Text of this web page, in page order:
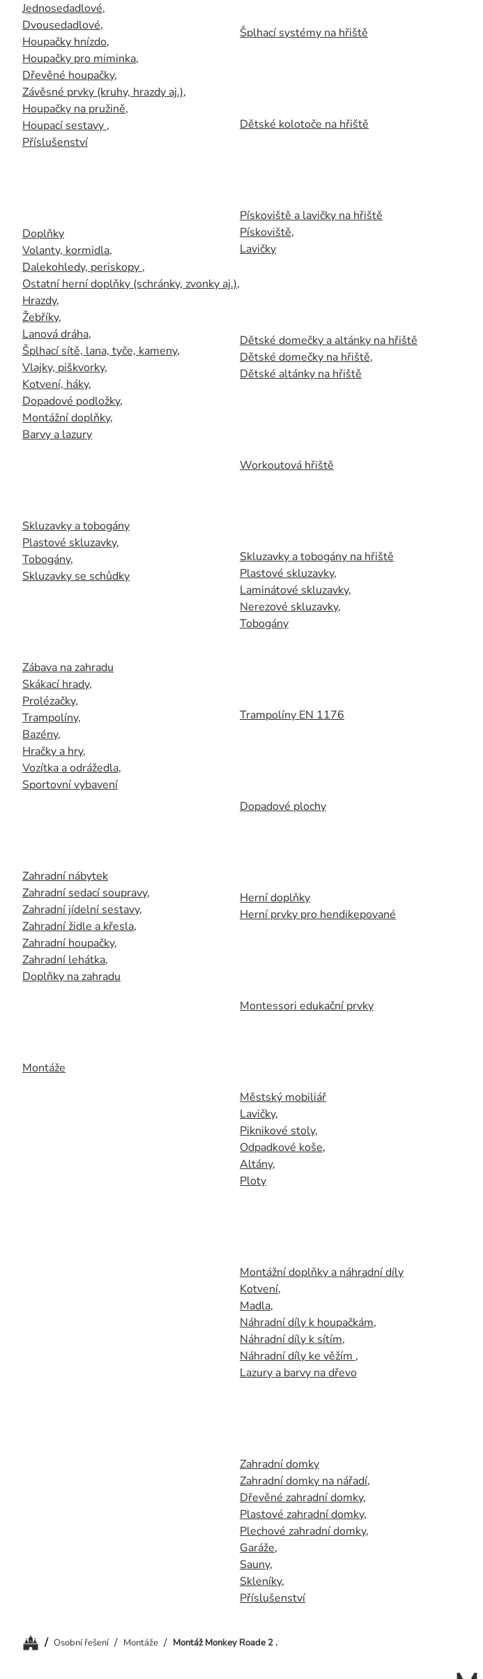
Jednosedadlové,
Dvousedadlové,
Houpačky hnízdo,
Houpačky pro miminka,
Dřevěné houpačky,
Závěsné prvky (kruhy, hrazdy aj.),
Houpačky na pružině,
Houpací sestavy ,
Příslušenství
Doplňky
Volanty, kormidla,
Dalekohledy, periskopy ,
Ostatní herní doplňky (schránky, zvonky aj.),
Hrazdy,
Žebříky,
Lanová dráha,
Šplhací sítě, lana, tyče, kameny,
Vlajky, piškvorky,
Kotvení, háky,
Dopadové podložky,
Montážní doplňky,
Barvy a lazury
Skluzavky a tobogány
Plastové skluzavky,
Tobogány,
Skluzavky se schůdky
Zábava na zahradu
Skákací hrady,
Prolézačky,
Trampolíny,
Bazény,
Hračky a hry,
Vozítka a odrážedla,
Sportovní vybavení
Zahradní nábytek
Zahradní sedací soupravy,
Zahradní jídelní sestavy,
Zahradní židle a křesla,
Zahradní houpačky,
Zahradní lehátka,
Doplňky na zahradu
Montáže
Šplhací systémy na hřiště
Dětské kolotoče na hřiště
Pískoviště a lavičky na hřiště
Pískoviště,
Lavičky
Dětské domečky a altánky na hřiště
Dětské domečky na hřiště,
Dětské altánky na hřiště
Workoutová hřiště
Skluzavky a tobogány na hřiště
Plastové skluzavky,
Laminátové skluzavky,
Nerezové skluzavky,
Tobogány
Trampolíny EN 1176
Dopadové plochy
Herní doplňky
Herní prvky pro hendikepované
Montessori edukační prvky
Městský mobiliář
Lavičky,
Piknikové stoly,
Odpadkové koše,
Altány,
Ploty
Montážní doplňky a náhradní díly
Kotvení,
Madla,
Náhradní díly k houpačkám,
Náhradní díly k sítím,
Náhradní díly ke věžím ,
Lazury a barvy na dřevo
Zahradní domky
Zahradní domky na nářadí,
Dřevěné zahradní domky,
Plastové zahradní domky,
Plechové zahradní domky,
Garáže,
Sauny,
Skleníky,
Příslušenství
Domů/ Osobní řešení / Montáže / Montáž Monkey Roade 2 .